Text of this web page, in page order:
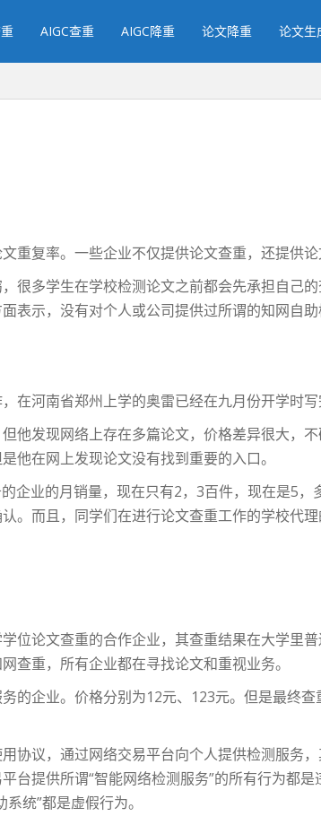
AIGC查重 AIGC降重 论文降重 论文生
重复率。一些企业不仅提供论文查重，还提供
很多学生在学校检测论文之前都会先承担自己
表示，没有对个人或公司提供过所谓的知网自
在河南省郑州上学的奥雷已经在九月份开学时写
他发现网络上存在多篇论文，价格差异很大，
他在网上发现论文没有找到重要的入口。
企业的月销量，现在只有2，3百件，现在是5
。而且，同学们在进行论文查重工作的学校代
位论文查重的合作企业，其查重结果在大学里
查重，所有企业都在寻找论文和重视业务。
的企业。价格分别为12元、123元。但是最终
协议，通过网络交易平台向个人提供检测服务
台提供所谓“智能网络检测服务”的所有行为都
统”都是虚假行为。